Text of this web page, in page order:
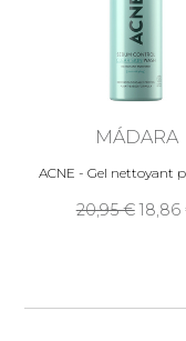
MÁDARA
ACNE - Gel nettoyant
20,95